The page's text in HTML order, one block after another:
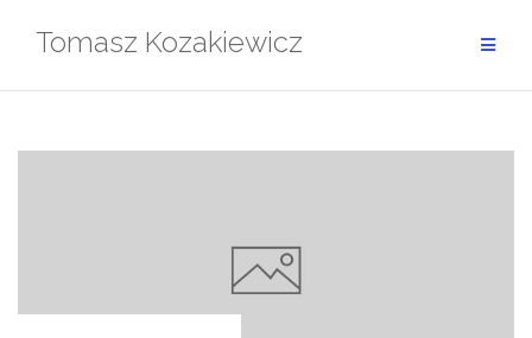
Tomasz Kozakiewicz